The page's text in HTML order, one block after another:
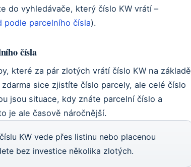
do vyhledávače, který číslo KW vrátí –
podle parcelního čísla).
čísla
které za pár zlotých vrátí číslo KW na základě
zdarma sice zjistíte číslo parcely, ale celé číslo
jsou situace, kdy znáte parcelní číslo a
je ale časově náročnější.
KW vede přes listinu nebo placenou
bez investice několika zlotých.